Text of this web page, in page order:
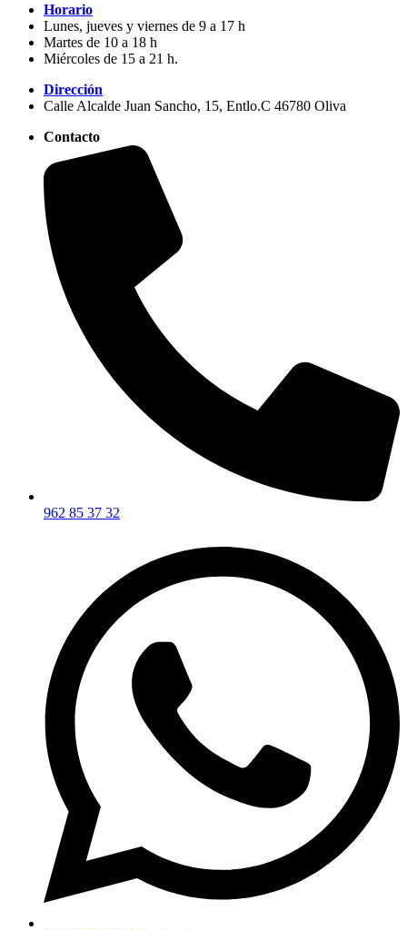
Horario
Lunes, jueves y viernes de 9 a 17 h
Martes de 10 a 18 h
Miércoles de 15 a 21 h.
Dirección
Calle Alcalde Juan Sancho, 15, Entlo.C 46780 Oliva
Contacto
962 85 37 32